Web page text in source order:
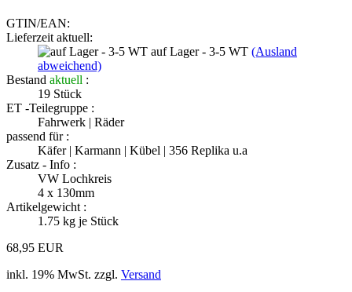
GTIN/EAN:
Lieferzeit aktuell:
auf Lager - 3-5 WT (Ausland
abweichend)
Bestand aktuell :
19 Stück
ET -Teilegruppe :
Fahrwerk | Räder
passend für :
Käfer | Karmann | Kübel | 356 Replika u.a
Zusatz - Info :
VW Lochkreis
4 x 130mm
Artikelgewicht :
1.75 kg je Stück
68,95 EUR
inkl. 19% MwSt. zzgl. Versand